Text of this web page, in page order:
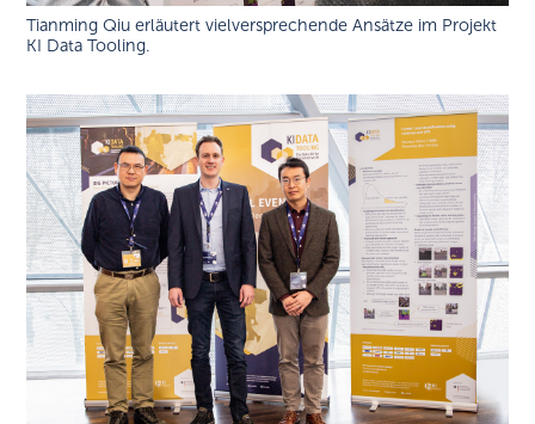
Tianming Qiu erläutert vielversprechende Ansätze im Projekt
KI Data Tooling.